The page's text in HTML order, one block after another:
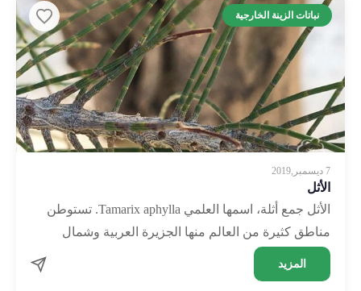
نباتات الزينة الخارجية
7 ديسمبر,2019
الأثل
الأثل جمع أثلة، اسمها العلمي Tamarix aphylla. تستوطن
مناطق كثيرة من العالم منها الجزيرة العربية وشمال
أفريقيا، وهي من نباتات الفصيلة الأثلية. يمكن أن تصل …
المزيد